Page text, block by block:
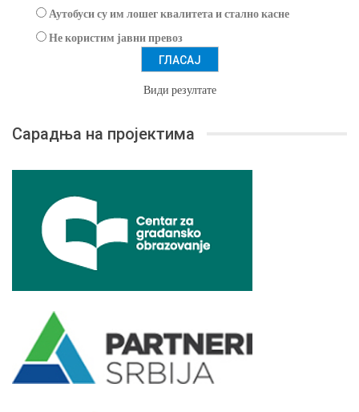
Аутобуси су им лошег квалитета и стално касне
Не користим јавни превоз
Види резултате
Сарадња на пројектима